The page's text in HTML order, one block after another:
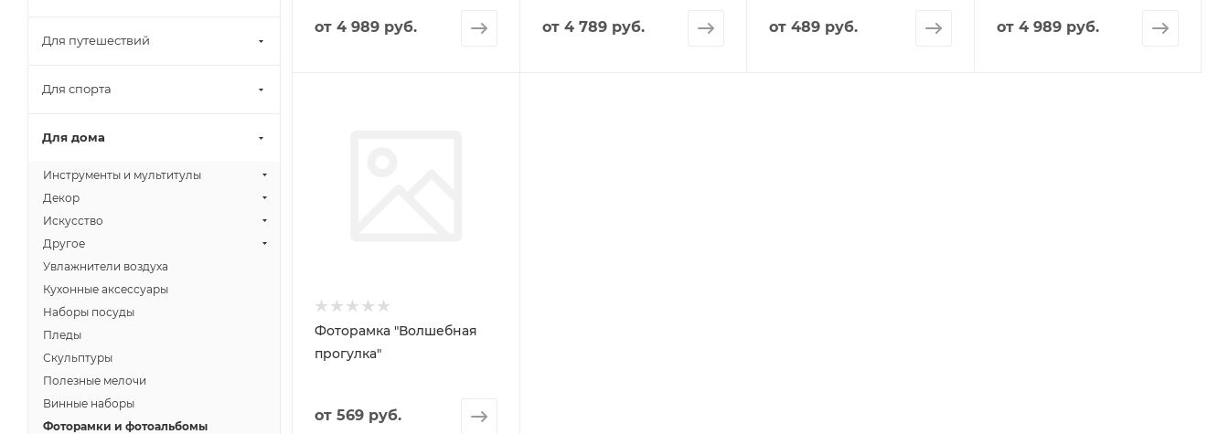
от 4 989 руб. от 4 789 руб. от 489 руб. от 4 989 руб.
Фоторамка "Волшебная
прогулка"
от 569 руб.
Для путешествий
Для спорта
Для дома
Инструменты и мультитулы
Декор
Искусство
Другое
Увлажнители воздуха
Кухонные аксессуары
Наборы посуды
Пледы
Скульптуры
Полезные мелочи
Винные наборы
Фоторамки и фотоальбомы